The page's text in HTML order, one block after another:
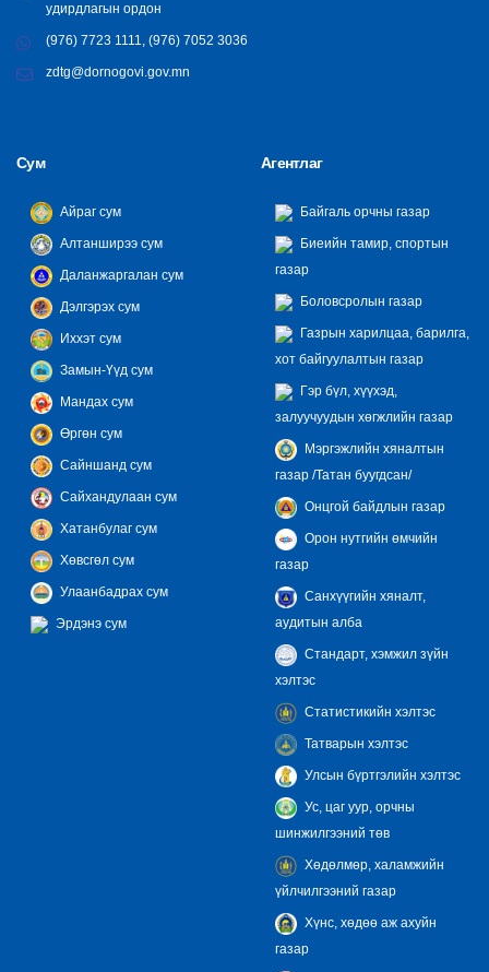
удирдлагын ордон
(976) 7723 1111, (976) 7052 3036
zdtg@dornogovi.gov.mn
Сум
Айраг сум
Алтанширээ сум
Даланжаргалан сум
Дэлгэрэх сум
Иххэт сум
Замын-Үүд сум
Мандах сум
Өргөн сум
Сайншанд сум
Сайхандулаан сум
Хатанбулаг сум
Хөвсгөл сум
Улаанбадрах сум
Эрдэнэ сум
Агентлаг
Байгаль орчны газар
Биеийн тамир, спортын
газар
Боловсролын газар
Газрын харилцаа, барилга,
хот байгуулалтын газар
Гэр бүл, хүүхэд,
залуучуудын хөгжлийн газар
Мэргэжлийн хяналтын
газар /Татан буугдсан/
Онцгой байдлын газар
Орон нутгийн өмчийн
газар
Санхүүгийн хяналт,
аудитын алба
Стандарт, хэмжил зүйн
хэлтэс
Статистикийн хэлтэс
Татварын хэлтэс
Улсын бүртгэлийн хэлтэс
Ус, цаг уур, орчны
шинжилгээний төв
Хөдөлмөр, халамжийн
үйлчилгээний газар
Хүнс, хөдөө аж ахуйн
газар